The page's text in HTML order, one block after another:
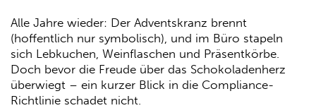
Alle Jahre wieder: Der Adventskranz brennt
(hoffentlich nur symbolisch), und im Büro stapeln
sich Lebkuchen, Weinflaschen und Präsentkörbe.
Doch bevor die Freude über das Schokoladenherz
überwiegt – ein kurzer Blick in die Compliance-
Richtlinie schadet nicht.